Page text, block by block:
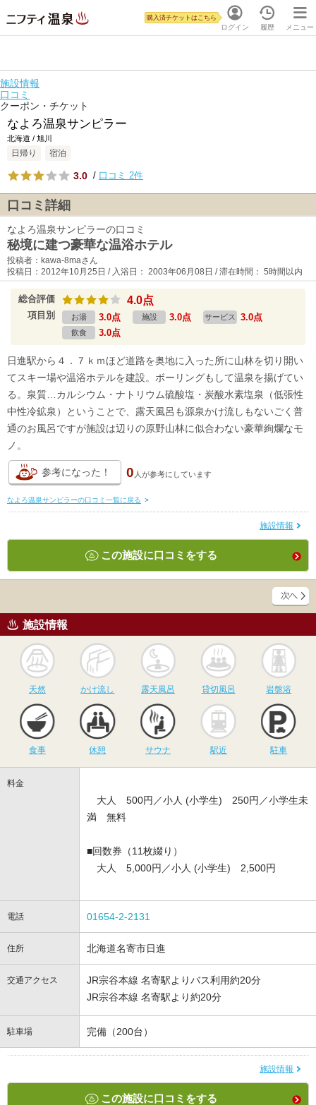
ログイン
購入済チケットはこちら
履歴 メニュー
施設情報
口コミ
クーポン・チケット
なよろ温泉サンピラー
北海道 / 旭川
日帰り 宿泊
3.0 / 口コミ 2件
口コミ詳細
なよろ温泉サンピラーの口コミ
秘境に建つ豪華な温浴ホテル
投稿者：kawa-8maさん
投稿日：2012年10月25日 / 入浴日： 2003年06月08日 / 滞在時間： 5時間以内
総合評価 4.0点
項目別 お湯 3.0点 施設 3.0点 サービス 3.0点
飲食 3.0点
日進駅から４．７ｋｍほど道路を奥地に入った所に山林を切り開い
てスキー場や温浴ホテルを建設。ボーリングもして温泉を揚げてい
る。泉質…カルシウム・ナトリウム硫酸塩・炭酸水素塩泉（低張性
中性冷鉱泉）ということで、露天風呂も源泉かけ流しもないごく普
通のお風呂ですが施設は辺りの原野山林に似合わない豪華絢爛なモ
ノ。
参考になった！ 0 人が参考にしています
なよろ温泉サンピラーの口コミ一覧に戻る >
施設情報
この施設に口コミをする
施設情報
天然
かけ流し
かけ流し
露天風呂
露天風呂
貸切風呂
貸切風呂 岩盤浴
食事 休憩
サウナ
サウナ 駅近 駐車
料金
大人 500円／小人 (小学生) 250円／小学生未
満 無料
■回数券（11枚綴り）
大人 5,000円／小人 (小学生) 2,500円
電話 01654-2-2131
住所 北海道名寄市日進
交通アクセス
JR宗谷本線 名寄駅よりバス利用約20分
JR宗谷本線 名寄駅より約20分
駐車場 完備（200台）
施設情報
この施設に口コミをする